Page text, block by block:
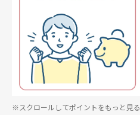
※スクロールしてポイントをもっと見る